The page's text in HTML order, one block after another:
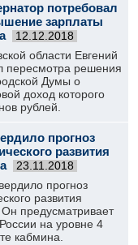
потребовал
зарплаты
12.12.2018
области Евгений
пересмотра решения
Думы о
доход которого
рублей.
прогноз
развития
23.11.2018
прогноз
развития
предусматривает
на уровне 4
кабмина.